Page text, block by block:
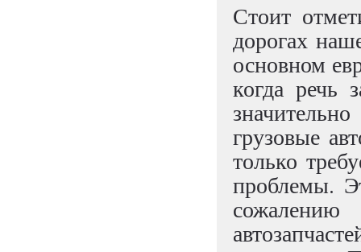
Стоит
дорогах
основном
когда речь
грузовые
только
проблемы.